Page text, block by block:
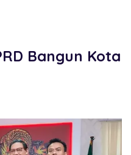
Bangun Kota